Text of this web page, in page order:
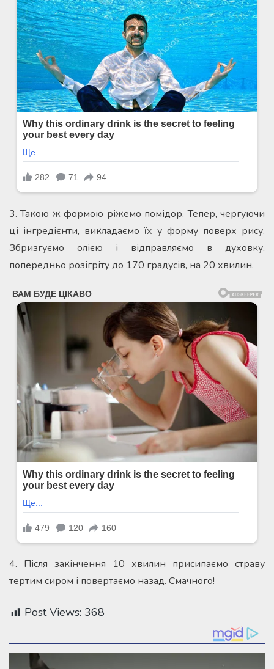
3. Такою ж формою ріжемо помідор. Тепер, чергуючи
ці інгредієнти, викладаємо їх у форму поверх рису.
Збризгуємо олією і відправляємо в духовку,
попередньо розігріту до 170 градусів, на 20 хвилин.
4. Після закінчення 10 хвилин присипаємо страву
тертим сиром і повертаємо назад. Смачного!
Post Views: 368